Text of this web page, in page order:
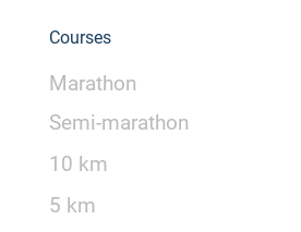
Courses
Marathon
Semi-marathon
10 km
5 km